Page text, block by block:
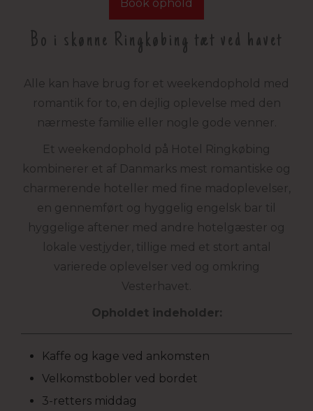
Book ophold
Bo i skønne Ringkøbing tæt ved havet
Alle kan have brug for et weekendophold med
romantik for to, en dejlig oplevelse med den
nærmeste familie eller nogle gode venner.
Et weekendophold på Hotel Ringkøbing
kombinerer et af Danmarks mest romantiske og
charmerende hoteller med fine madoplevelser,
en gennemført og hyggelig engelsk bar til
hyggelige aftener med andre hotelgæster og
lokale vestjyder, tillige med et stort antal
varierede oplevelser ved og omkring
Vesterhavet.
Opholdet indeholder:
Kaffe og kage ved ankomsten
Velkomstbobler ved bordet
3-retters middag